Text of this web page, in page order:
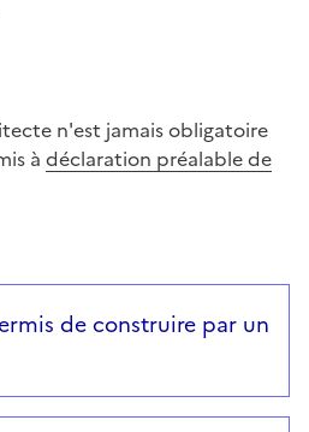
à déclaration préalable de
successives et les réponses
de construire par un